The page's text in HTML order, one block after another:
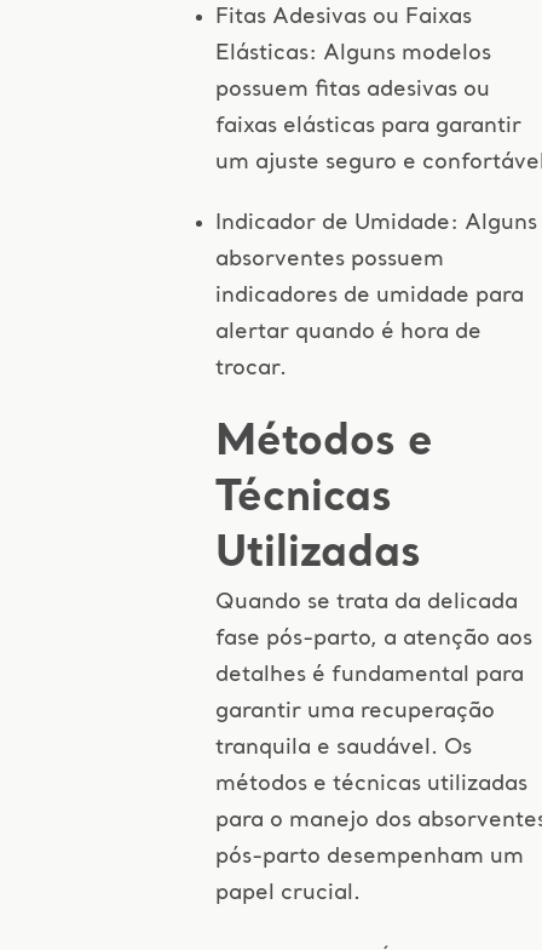
Fitas Adesivas ou Faixas
Elásticas: Alguns modelos
possuem fitas adesivas ou
faixas elásticas para garantir
um ajuste seguro e
Indicador de Umidade: Alguns
absorventes possuem
indicadores de umidade para
alertar quando é hora de
trocar.
Métodos e
Técnicas
Utilizadas
Quando se trata da delicada
fase pós-parto, a atenção aos
detalhes é fundamental para
garantir uma recuperação
tranquila e saudável. Os
métodos e técnicas utilizadas
para o manejo dos
pós-parto desempenham um
papel crucial.